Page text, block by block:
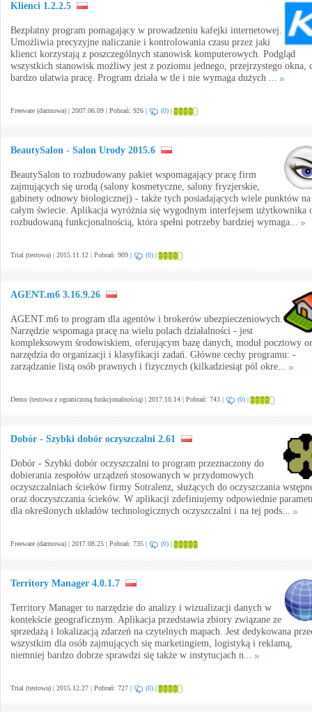
Klienci 1.2.2.5
Bezpłatny program pomagający w prowadzeniu kafejki internetowej.
Umożliwia precyzyjne naliczanie i kontrolowania czasu przez jaki
klienci korzystają z poszczególnych stanowisk komputerowych. Podgląd
wszystkich stanowisk możliwy jest z poziomu jednego, przejrzystego okna,
bardzo ułatwia pracę. Program działa w tle i nie wymaga dużych ...
Freeware (darmowa) | 2007.06.09 | Pobrań: 926 | (0) |
BeautySalon - Salon Urody 2015.6
BeautySalon to rozbudowany pakiet wspomagający pracę firm
zajmujących się urodą (salony kosmetyczne, salony fryzjerskie,
gabinety odnowy biologicznej) - także tych posiadających wiele punktów na
całym świecie. Aplikacja wyróżnia się wygodnym interfejsem użytkownika
rozbudowaną funkcjonalnością, która spełni potrzeby bardziej wymaga...
Trial (testowa) | 2015.11.12 | Pobrań: 909 | (0) |
AGENT.m6 3.16.9.26
AGENT.m6 to program dla agentów i brokerów ubezpieczeniowych.
Narzędzie wspomaga pracę na wielu polach działalności - jest
kompleksowym środowiskiem, oferującym bazę danych, moduł pocztowy
narzędzia do organizacji i klasyfikacji zadań. Główne cechy programu: -
zarządzanie listą osób prawnych i fizycznych (kilkadziesiąt pól okre...
Demo (testowa z ograniczoną funkcjonalnością) | 2017.10.14 | Pobrań: 743 | (0) |
Dobór - Szybki dobór oczyszczalni 2.61
Dobór - Szybki dobór oczyszczalni to program przeznaczony do
dobierania zespołów urządzeń stosowanych w przydomowych
oczyszczalniach ścieków firmy Sotralenz, służących do oczyszczania
oraz doczyszczania ścieków. W aplikacji zdefiniujemy odpowiednie
dla określonych układów technologicznych oczyszczalni i na tej pods...
Freeware (darmowa) | 2017.08.25 | Pobrań: 735 | (0) |
Territory Manager 4.0.1.7
Territory Manager to narzędzie do analizy i wizualizacji danych w
kontekście geograficznym. Aplikacja przedstawia zbiory związane ze
sprzedażą i lokalizacją zdarzeń na czytelnych mapach. Jest dedykowana
wszystkim dla osób zajmujących się marketingiem, logistyką i reklamą,
niemniej bardzo dobrze sprawdzi się także w instytucjach n...
Trial (testowa) | 2015.12.27 | Pobrań: 727 | (0) |